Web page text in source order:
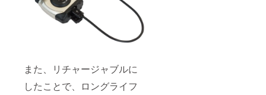
また、リチャージャブルに
したことで、ロングライフ